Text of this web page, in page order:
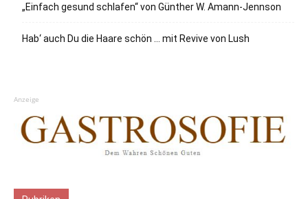
„Einfach gesund schlafen“ von Günther W. Amann-Jennson
Hab‘ auch Du die Haare schön … mit Revive von Lush
Anzeige